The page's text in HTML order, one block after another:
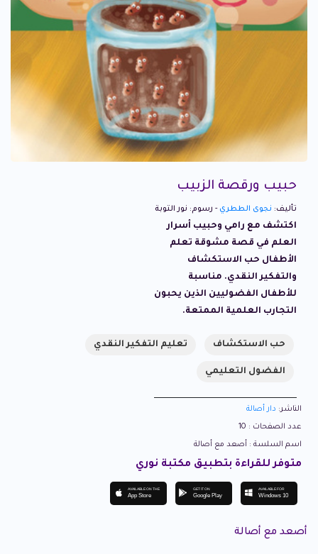
حبيب ورقصة الزبيب
تأليف: نجوى الططري - رسوم: نور التوبة
اكتشف مع رامي وحبيب أسرار
العلم في قصة مشوقة تعلم
الأطفال حب الاستكشاف
والتفكير النقدي. مناسبة
للأطفال الفضوليين الذين يحبون
التجارب العلمية الممتعة.
حب الاستكشاف تعليم التفكير النقدي
الفضول التعليمي
الناشر: دار أصالة
عدد الصفحات : 10
اسم السلسة : أصعد مع أصالة
متوفر للقراءة بتطبيق مكتبة نوري
AVAILABLE ON THE
App Store
GET IT ON
Google Play
AVAILABLE FOR
Windows 10
أصعد مع أصالة